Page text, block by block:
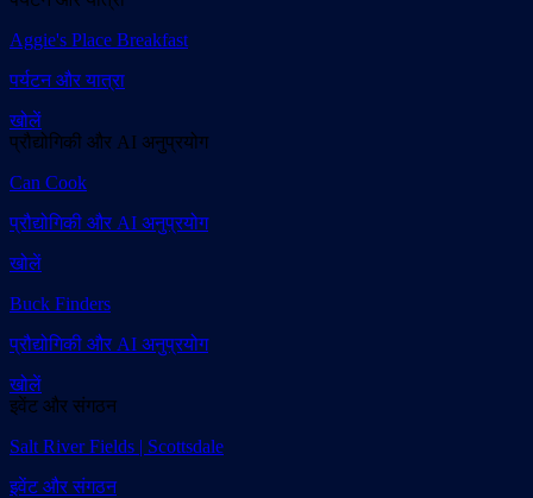
Aggie's Place Breakfast
पर्यटन और यात्रा
खोलें
प्रौद्योगिकी और AI अनुप्रयोग
Can Cook
प्रौद्योगिकी और AI अनुप्रयोग
खोलें
Buck Finders
प्रौद्योगिकी और AI अनुप्रयोग
खोलें
इवेंट और संगठन
Salt River Fields | Scottsdale
इवेंट और संगठन